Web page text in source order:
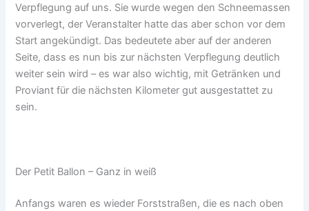
Verpflegung auf uns. Sie wurde wegen den Schneemassen
vorverlegt, der Veranstalter hatte das aber schon vor dem
Start angekündigt. Das bedeutete aber auf der anderen
Seite, dass es nun bis zur nächsten Verpflegung deutlich
weiter sein wird – es war also wichtig, mit Getränken und
Proviant für die nächsten Kilometer gut ausgestattet zu
sein.
Der Petit Ballon – Ganz in weiß
Anfangs waren es wieder Forststraßen, die es nach oben